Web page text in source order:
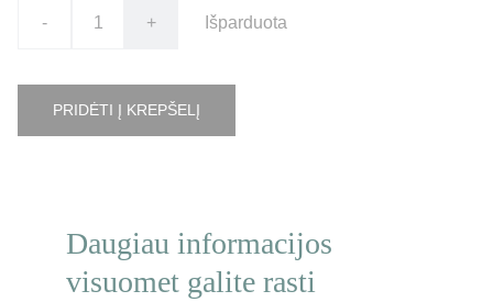
- + Išparduota
PRIDĖTI Į KREPŠELĮ
Daugiau informacijos
visuomet galite rasti